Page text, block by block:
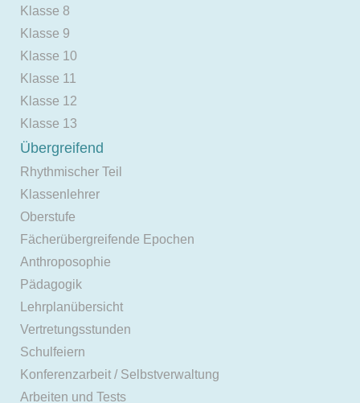
Klasse 8
Klasse 9
Klasse 10
Klasse 11
Klasse 12
Klasse 13
Übergreifend
Rhythmischer Teil
Klassenlehrer
Oberstufe
Fächerübergreifende Epochen
Anthroposophie
Pädagogik
Lehrplanübersicht
Vertretungsstunden
Schulfeiern
Konferenzarbeit / Selbstverwaltung
Arbeiten und Tests